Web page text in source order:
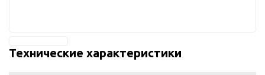
Технические характеристики